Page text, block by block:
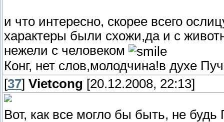
и что интересно, скорее всего
характеры были схожи,да и с
нежели с человеком
Конг, нет слов,молодчина!в духе
[37] Vietcong [20.12.2008, 22:13]
Вот, как все могло бы быть, не